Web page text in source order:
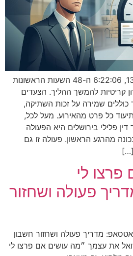
עודכן לאחרונה: 13.6.2026, 6:22:06 ה-48 השעות הראשונות
קריטיות להמשך ההליך. הצעדים
כוללים שמירה על זכות השתיקה,
כל פרט מהאירוע. מעל לכל,
פלילי בירושלים היא הפעולה
מהרגע הראשון. פעולה זו גם
[…]
לי
פעולה ושחזור
מדריך פעולה ושחזור חשבון
את עצמך ״מה עושים אם פרצו לי